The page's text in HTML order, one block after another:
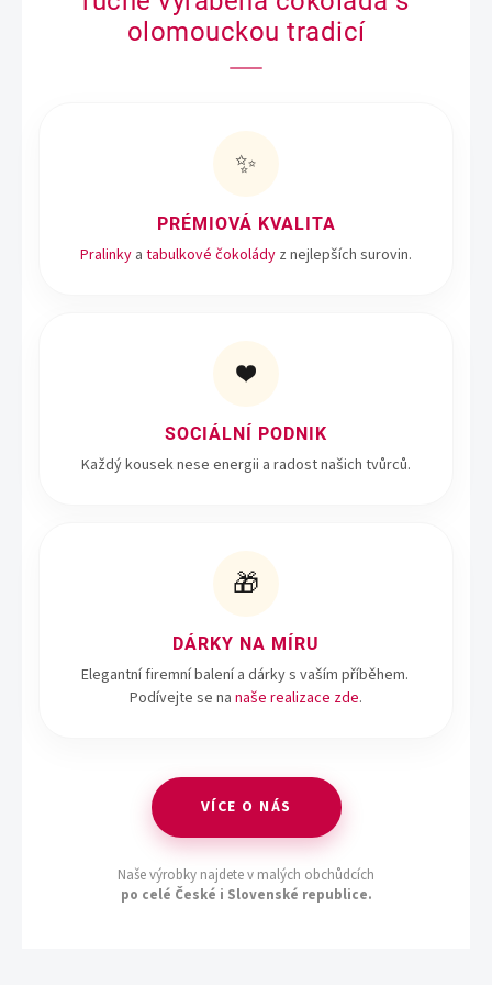
í
p
r
v
p
s
u
olomouckou tradicí
✨
PRÉMIOVÁ KVALITA
Pralinky a tabulkové čokolády z nejlepších surovin.
❤️
SOCIÁLNÍ PODNIK
Každý kousek nese energii a radost našich tvůrců.
🎁
DÁRKY NA MÍRU
Elegantní firemní balení a dárky s vaším příběhem.
Podívejte se na naše realizace zde.
VÍCE O NÁS
Naše výrobky najdete v malých obchůdcích
po celé České i Slovenské republice.